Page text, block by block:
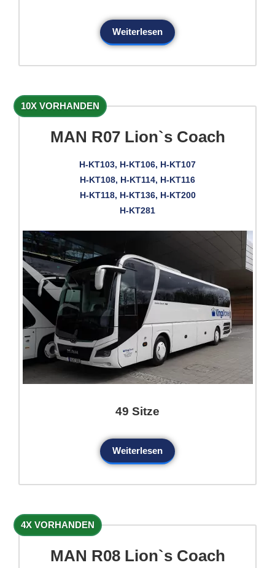
Weiterlesen
10X VORHANDEN
MAN R07 Lion`s Coach
H-KT103, H-KT106, H-KT107
H-KT108, H-KT114, H-KT116
H-KT118, H-KT136, H-KT200
H-KT281
49 Sitze
Weiterlesen
4X VORHANDEN
MAN R08 Lion`s Coach